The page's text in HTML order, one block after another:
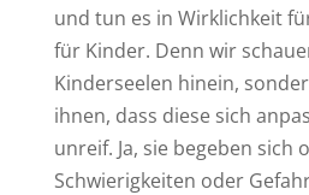
und tun es in Wirklichkeit
für Kinder. Denn wir
Kinderseelen hinein,
ihnen, dass diese sich
unreif. Ja, sie begeben sich
Schwierigkeiten oder